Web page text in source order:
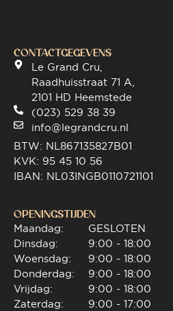
CONTACTGEGEVENS
Le Grand Cru,
Raadhuisstraat 71 A,
2101 HD Heemstede
(023) 529 38 39
info@legrandcru.nl
BTW: NL867135827B01
KVK: 95 45 10 56
IBAN: NL03INGB0110721101
OPENINGSTIJDEN
Maandag:
Dinsdag:
Woensdag:
Donderdag:
Vrijdag:
Zaterdag:
GESLOTEN
9:00 - 18:00
9:00 - 18:00
9:00 - 18:00
9:00 - 18:00
9:00 - 17:00